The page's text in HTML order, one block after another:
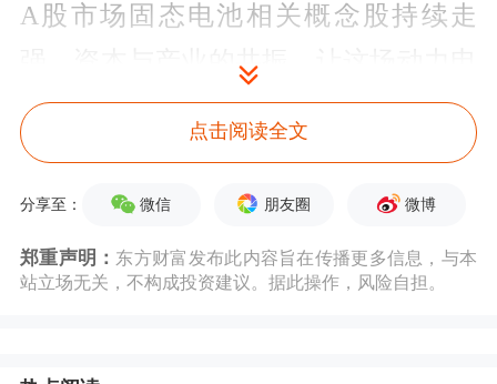
A股市场固态电池相关概念股持续走
强，资本与产业的共振，让这场动力电
池技术革命的热度愈发高涨。
电池技术的革新，被认为是推动全球能
源转型的关键力量。传统液态锂离子电
池虽主导市场数十年，但随着应用场景
点击阅读全文
分享至： 微信 朋友圈 微博
郑重声明： 东方财富发布此内容旨在传播更多信息，与本
站立场无关，不构成投资建议。据此操作，风险自担。